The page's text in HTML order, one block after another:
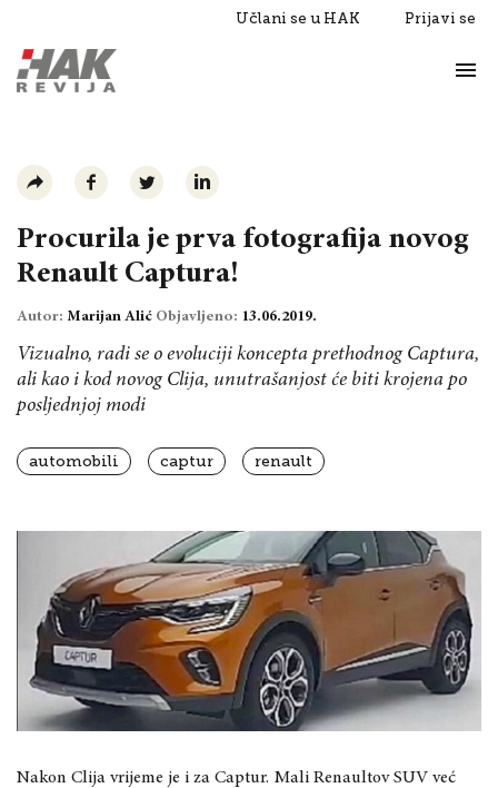
Učlani se u HAK Prijavi se
Razgovori
Procurila je prva fotografija novog
Renault Captura!
Autor: Marijan Alić Objavljeno: 13.06.2019.
Vizualno, radi se o evoluciji koncepta prethodnog Captura,
ali kao i kod novog Clija, unutrašanjost će biti krojena po
posljednjoj modi
automobili captur renault
Nakon Clija vrijeme je i za Captur. Mali Renaultov SUV već